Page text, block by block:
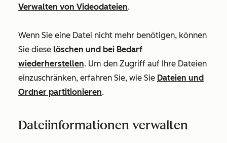
Verwalten von Videodateien.
Wenn Sie eine Datei nicht mehr benötigen, können
Sie diese löschen und bei Bedarf
wiederherstellen. Um den Zugriff auf Ihre Dateien
einzuschränken, erfahren Sie, wie Sie Dateien und
Ordner partitionieren.
Dateiinformationen verwalten